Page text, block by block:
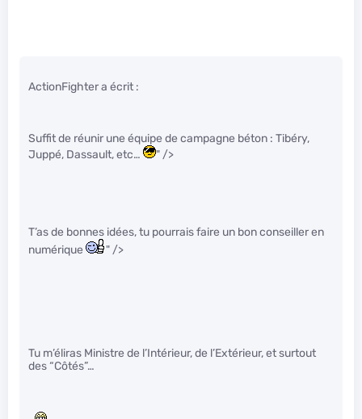
ActionFighter a écrit :
Suffit de réunir une équipe de campagne béton : Tibéry,
Juppé, Dassault, etc…
" />
T’as de bonnes idées, tu pourrais faire un bon conseiller en
numérique
" />
Tu m’éliras Ministre de l’Intérieur, de l’Extérieur, et surtout
des “Côtés”…